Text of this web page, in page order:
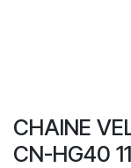
CHAINE
CN-HG40